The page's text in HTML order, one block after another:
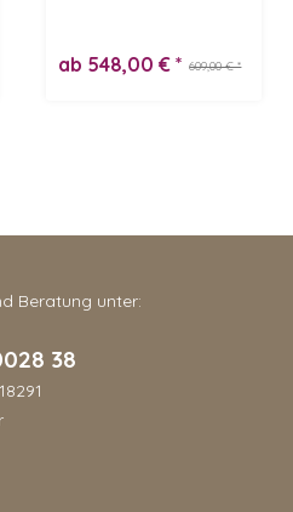
609,00 € *
ab 548,00 € *
Beratung unter:
38